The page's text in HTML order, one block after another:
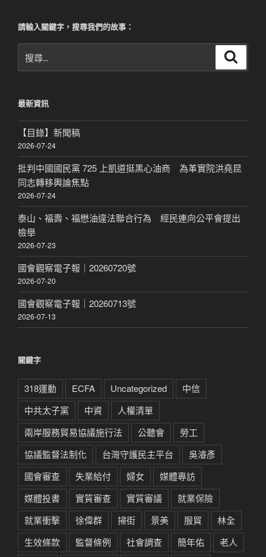
請輸入關鍵字，搜尋我們的故事：
尋
字:
最新資訊
【目錄】新聞稿
2026-07-24
批判中國國民黨 725 上凱道挺黑心油商 為革實院洪堯昆
同志轉移輿論焦點
2026-07-24
泰山、福壽、福懋油違法聯合行為 經民連向公平會提出
檢舉
2026-07-23
國會觀察電子報｜20260720號
2026-07-20
國會觀察電子報｜20260713號
2026-07-13
關鍵字
318運動 ECFA Uncategorized
中信
中共太子黨
中資
人權清單
兩岸服務貿易協議施行法
公聽會
勞工
協議監督法制化
台灣守護民主平台
吳濬彥
國會審查
失業給付 婦女
媒體專訪
媒體投書
實質審查 實質審議
就業保險
就業衝擊
徐偉群 掃街 景美 服貿
林全
生效條款
監督條例 社會調查 簡年佑
老人